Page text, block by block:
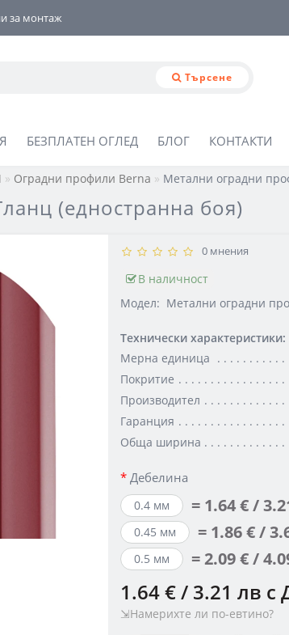
за монтаж
Търсене
БЕЗПЛАТЕН ОГЛЕД БЛОГ КОНТАКТИ
Оградни профили Berna Метални оградни
(едностранна боя)
0 мнения
В наличност
Модел: Метални оградни
Технически характеристики:
Мерна единица
Покритие
Производител
Гаранция
Обща ширина
Дебелина
0.4 мм = 1.64 € /
0.45 мм = 1.86 € /
0.5 мм = 2.09 € /
1.64 € / 3.21 лв с
⇲Намерихте ли по-евтино?